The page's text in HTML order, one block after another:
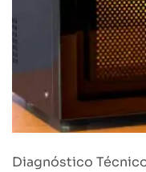
Diagnóstico